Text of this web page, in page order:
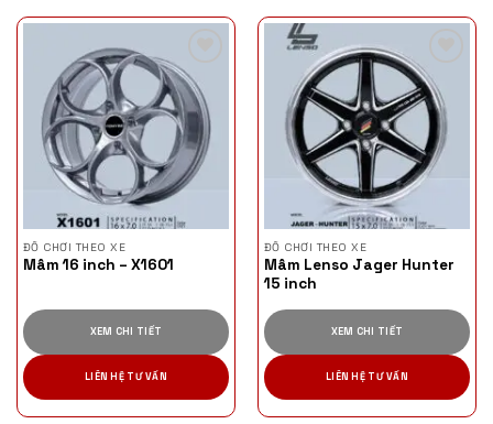
ĐỒ CHƠI THEO XE
Mâm 16 inch – X1601
XEM CHI TIẾT
LIÊN HỆ TƯ VẤN
ĐỒ CHƠI THEO XE
Mâm Lenso Jager Hunter
15 inch
XEM CHI TIẾT
LIÊN HỆ TƯ VẤN